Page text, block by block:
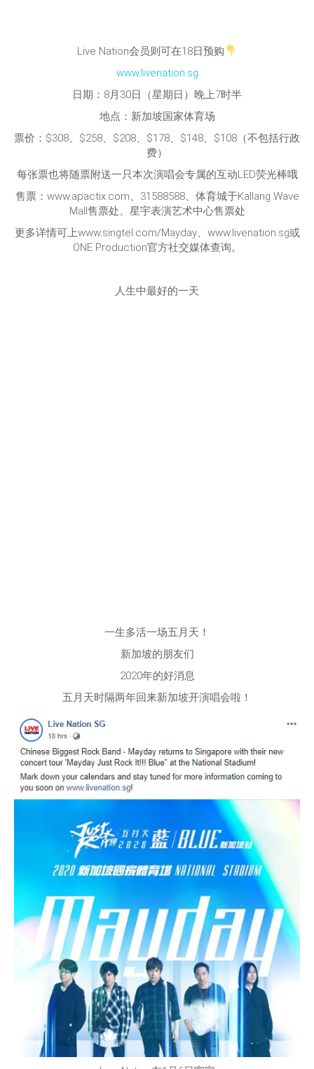
Live Nation会员则可在18日预购
www.livenation.sg
日期：8月30日（星期日）晚上7时半
地点：新加坡国家体育场
票价：$308、$258、$208、$178、$148、$108（不包括行政
费）
每张票也将随票附送一只本次演唱会专属的互动LED荧光棒哦
售票：www.apactix.com、31588588、体育城于Kallang Wave
Mall售票处、星宇表演艺术中心售票处
更多详情可上www.singtel.com/Mayday、www.livenation.sg或
ONE Production官方社交媒体查询。
人生中最好的一天
一生多活一场五月天！
新加坡的朋友们
2020年的好消息
五月天时隔两年回来新加坡开演唱会啦！